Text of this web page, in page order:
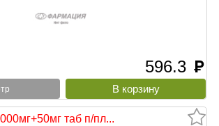
596.3 руб
таб п/пл...